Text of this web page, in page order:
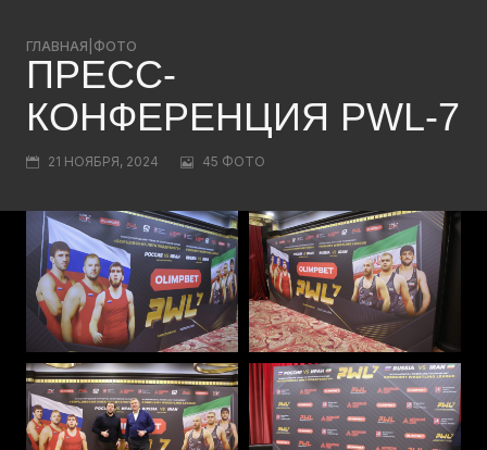
ГЛАВНАЯ ФОТО
ПРЕСС-
КОНФЕРЕНЦИЯ PWL-7
21 НОЯБРЯ, 2024 45 ФОТО